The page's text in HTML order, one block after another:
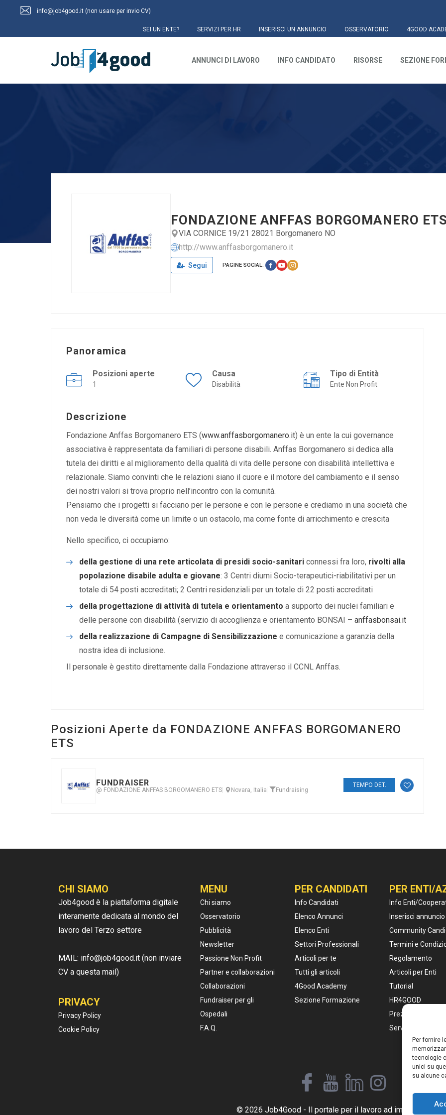
Per fornire
tecnologie
unici su
su alcune
info@job4good.it (non usare per invio CV)
SEI UN ENTE? SERVIZI PER HR INSERISCI UN ANNUNCIO OSSERVATORIO 4GOOD
ANNUNCI DI LAVORO INFO CANDIDATO RISORSE SEZIONE
FONDAZIONE ANFFAS BORGOMANERO ETS
VIA CORNICE 19/21 28021 Borgomanero NO
http://www.anffasborgomanero.it
Segui PAGINE SOCIAL:
Panoramica
Posizioni aperte
1
Causa
Disabilità
Tipo di Entità
Ente Non Profit
Descrizione
Fondazione Anffas Borgomanero ETS (www.anffasborgomanero.it) è un ente la cui governance
associativa è rappresentata da familiari di persone disabili. Anffas Borgomanero si dedica alla
tutela dei diritti e al miglioramento della qualità di vita delle persone con disabilità intellettiva e
relazionale. Siamo convinti che le relazioni siano il cuore e il motore del cambiamento e il senso
dei nostri valori si trova proprio nell’incontro con la comunità.
Pensiamo che i progetti si facciano per le persone e con le persone e crediamo in una società che
non veda le diversità come un limite o un ostacolo, ma come fonte di arricchimento e crescita
Nello specifico, ci occupiamo:
della gestione di una rete articolata di presidi socio-sanitari connessi fra loro, rivolti alla
popolazione disabile adulta e giovane: 3 Centri diurni Socio-terapeutici-riabilitativi per un
totale di 54 posti accreditati; 2 Centri residenziali per un totale di 22 posti accreditati
della progettazione di attività di tutela e orientamento a supporto dei nuclei familiari e
delle persone con disabilità (servizio di accoglienza e orientamento BONSAI – anffasbonsai.it
della realizzazione di Campagne di Sensibilizzazione e comunicazione a garanzia della
nostra idea di inclusione.
Il personale è gestito direttamente dalla Fondazione attraverso il CCNL Anffas.
Posizioni Aperte da FONDAZIONE ANFFAS BORGOMANERO
ETS
FUNDRAISER
@ FONDAZIONE ANFFAS BORGOMANERO ETS Novara, Italia Fundraising
TEMPO DET.
CHI SIAMO
Job4good è la piattaforma digitale
interamente dedicata al mondo del
lavoro del Terzo settore
MAIL: info@job4good.it (non inviare
CV a questa mail)
PRIVACY
Privacy Policy
Cookie Policy
MENU
Chi siamo
Osservatorio
Pubblicità
Newsletter
Passione Non Profit
Partner e collaborazioni
Collaborazioni
Fundraiser per gli
Ospedali
F.A.Q.
PER CANDIDATI
Info Candidati
Elenco Annunci
Elenco Enti
Settori Professionali
Articoli per te
Tutti gli articoli
4Good Academy
Sezione Formazione
PER ENTI/
Info Enti/
Inserisci annuncio
Community
Termini e
Regolamento
Articoli per Enti
Tutorial
HR4GOOD
Prezzi Pacchetti
Servizi per HR
© 2026 Job4Good - Il portale per il lavoro ad impatto